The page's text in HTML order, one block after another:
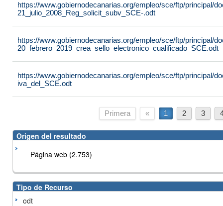
https://www.gobiernodecanarias.org/empleo/sce/ftp/principal/
21_julio_2008_Reg_solicit_subv_SCE-.odt
https://www.gobiernodecanarias.org/empleo/sce/ftp/principal/
20_febrero_2019_crea_sello_electronico_cualificado_SCE.odt
https://www.gobiernodecanarias.org/empleo/sce/ftp/principal/
iva_del_SCE.odt
Primera « 1 2 3
Origen del resultado
Página web (2.753)
Tipo de Recurso
odt